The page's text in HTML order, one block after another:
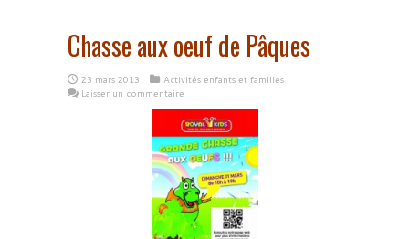
Chasse aux oeuf de Pâques
23 mars 2013
Activités enfants et familles
Laisser un commentaire